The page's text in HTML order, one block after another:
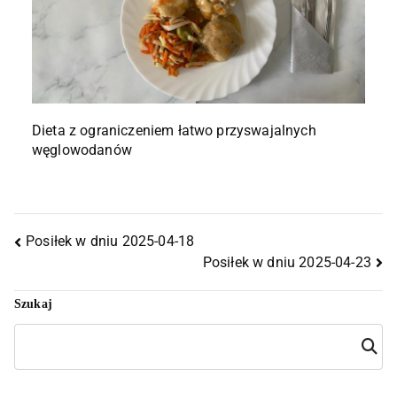
Dieta z ograniczeniem łatwo przyswajalnych
węglowodanów
Posiłek w dniu 2025-04-18
Posiłek w dniu 2025-04-23
Szukaj
Szuka
j